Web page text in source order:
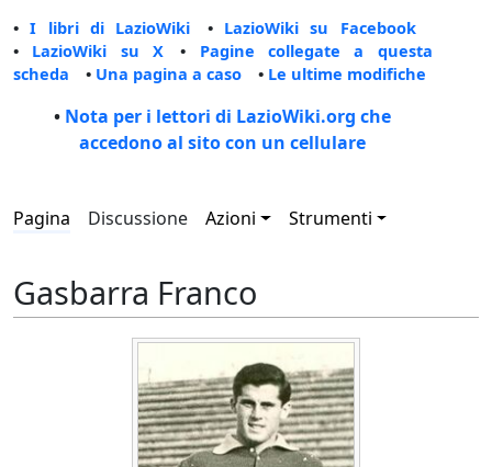
•I libri di LazioWiki • LazioWiki su Facebook
• LazioWiki su X • Pagine collegate a questa
scheda • Una pagina a caso • Le ultime modifiche
• Nota per i lettori di LazioWiki.org che
accedono al sito con un cellulare
Pagina Discussione Azioni Strumenti
Gasbarra Franco